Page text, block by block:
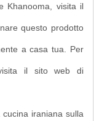
Khanooma, visita il
questo prodotto
a casa tua. Per
il sito web di
iraniana sulla